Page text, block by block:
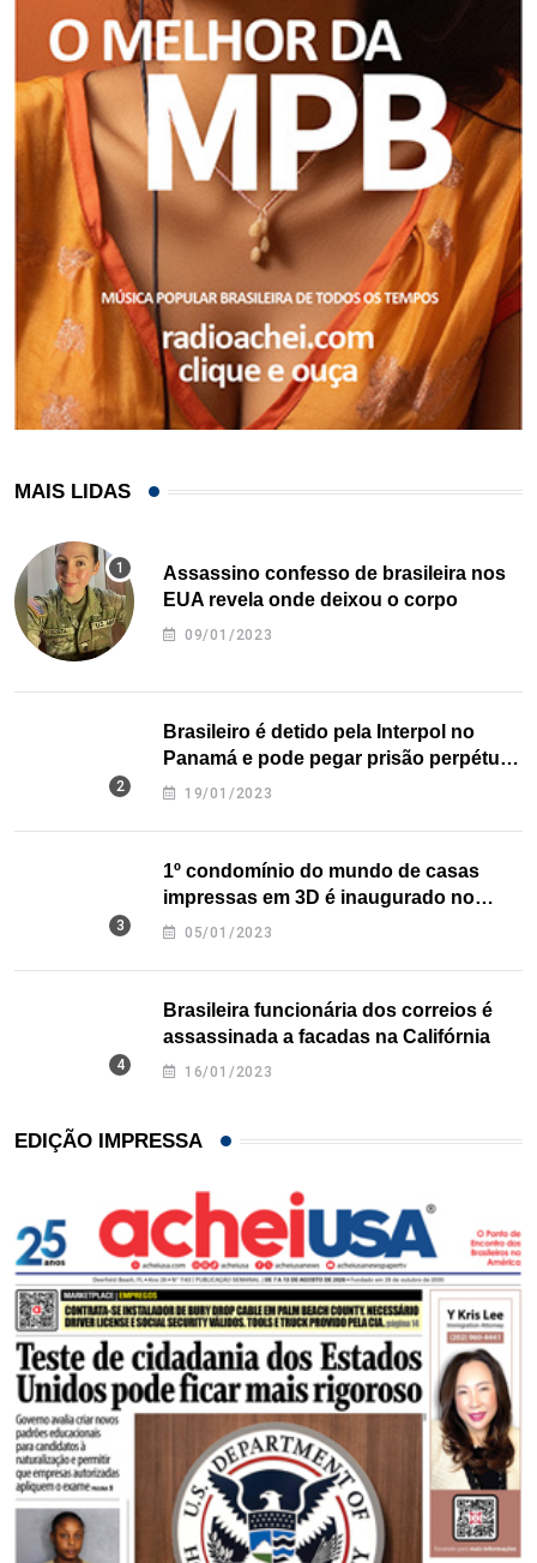
MAIS LIDAS
Assassino confesso de brasileira nos
EUA revela onde deixou o corpo
09/01/2023
Brasileiro é detido pela Interpol no
Panamá e pode pegar prisão perpétua
nos EUA
19/01/2023
1º condomínio do mundo de casas
impressas em 3D é inaugurado no
Texas
05/01/2023
Brasileira funcionária dos correios é
assassinada a facadas na Califórnia
16/01/2023
EDIÇÃO IMPRESSA